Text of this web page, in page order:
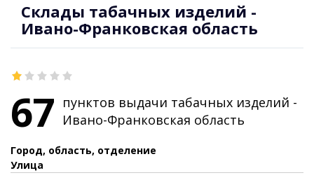
Склады табачных изделий -
Ивано-Франковская область
67 пунктов выдачи табачных изделий -
Ивано-Франковская область
Город, область, отделение
Улица